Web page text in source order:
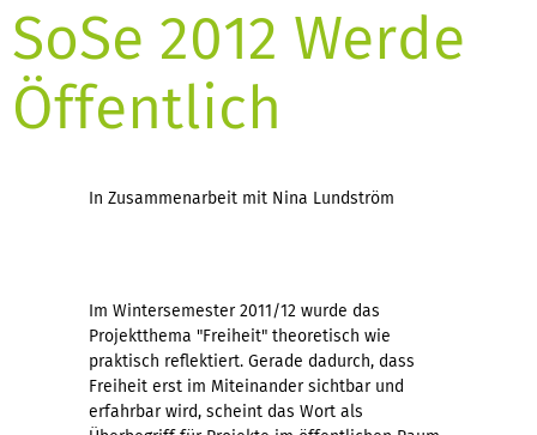
SoSe 2012 Werde
Öffentlich
In Zusammenarbeit mit Nina Lundström
Im Wintersemester 2011/12 wurde das
Projektthema "Freiheit" theoretisch wie
praktisch reflektiert. Gerade dadurch, dass
Freiheit erst im Miteinander sichtbar und
erfahrbar wird, scheint das Wort als